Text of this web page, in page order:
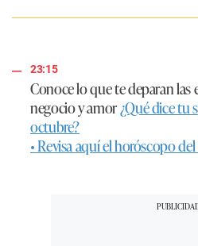
23:15
Conoce lo que te deparan las
negocio y amor¿Qué dice tu
octubre?
• Revisa aquí el horóscopo